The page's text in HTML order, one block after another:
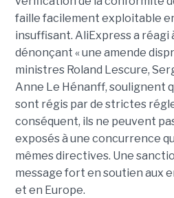
faille facilement exploitable
insuffisant. AliExpress a réagi
dénonçant « une amende
ministres Roland Lescure,
Anne Le Hénanff, soulignent
sont régis par de strictes
conséquent, ils ne peuvent
exposés à une concurrence
mêmes directives. Une
message fort en soutien aux
et en Europe.